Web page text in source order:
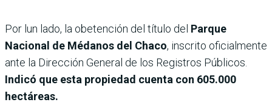
Por lun lado, la obetención del título del Parque
Nacional de Médanos del Chaco, inscrito oficialmente
ante la Dirección General de los Registros Públicos.
Indicó que esta propiedad cuenta con 605.000
hectáreas.